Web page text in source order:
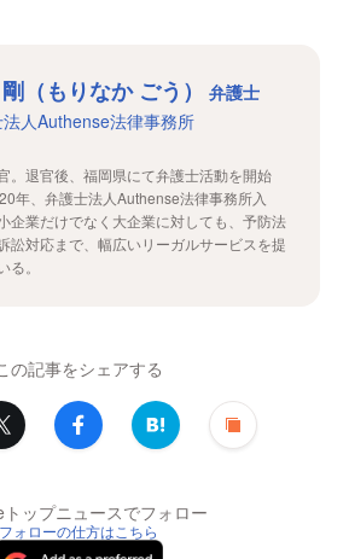
（もりなか ごう）
弁護士
人Authense法律事務所
。退官後、福岡県にて弁護士活動を開始
年、弁護士法人Authense法律事務所入
企業だけでなく大企業に対しても、予防法
訟対応まで、幅広いリーガルサービスを提
る。
の記事をシェアする
ップニュースでフォロー
フォローの仕方はこちら